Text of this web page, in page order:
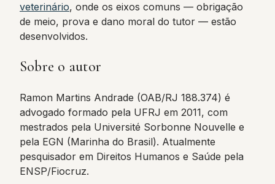
veterinário, onde os eixos comuns — obrigação
de meio, prova e dano moral do tutor — estão
desenvolvidos.
Sobre o autor
Ramon Martins Andrade (OAB/RJ 188.374) é
advogado formado pela UFRJ em 2011, com
mestrados pela Université Sorbonne Nouvelle e
pela EGN (Marinha do Brasil). Atualmente
pesquisador em Direitos Humanos e Saúde pela
ENSP/Fiocruz.